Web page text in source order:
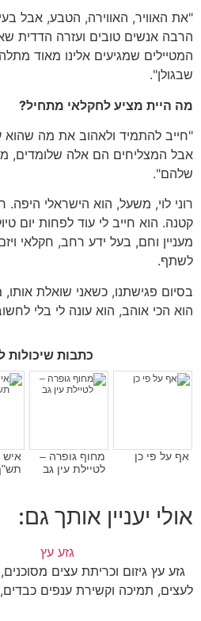
"את האוויר, האווירה, הטבע, אבל
הרבה אנשים טובים ועזרה הדדית
המטיילים שמגיעים אלינו מאוד
שבגולן".
מה היית מציע לחקלאי מתחיל?
"חייב להתמיד ולאהוב את מה שהוא
אבל המצליחים הם אלה שלומדים,
שלהם".
רוני לוי, משעל, הוא הישראלי היפה.
קטנה. הוא חייב לי עוד לפחות יום
מעניין וחם, בעל ידע רחב, חקלאי
לשתף.
בסיום פגישתנו, כשאני שואלת אותו,
הוא הכי אוהב, הוא עונה לי בלי
כתבות שיכולות
אף על פי כן
מחוף גופרה –
לטיילת עין גב
איש
אולי יעניין אותך גם:
גזע עץ
גזע עץ גיזום וכריתת עצים מסוכנים,
לעצים, תמיכה וקשירת ענפים